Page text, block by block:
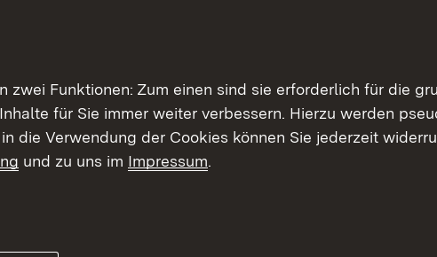
zwei Funktionen: Zum einen sind sie erforderlich für die
für Sie immer weiter verbessern. Hierzu werden
die Verwendung der Cookies können Sie jederzeit
und zu uns im Impressum.